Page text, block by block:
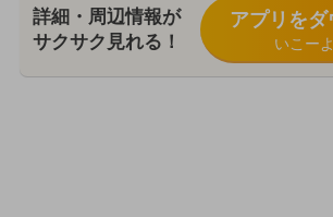
詳細・周辺情報が
サクサク見れる！
アプリを
いこー